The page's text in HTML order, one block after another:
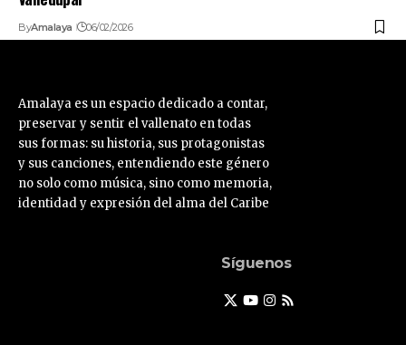
ByAmalaya 06/02/2026
Amalaya es un espacio dedicado a contar,
preservar y sentir el vallenato en todas
sus formas: su historia, sus protagonistas
y sus canciones, entendiendo este género
no solo como música, sino como memoria,
identidad y expresión del alma del Caribe
Síguenos